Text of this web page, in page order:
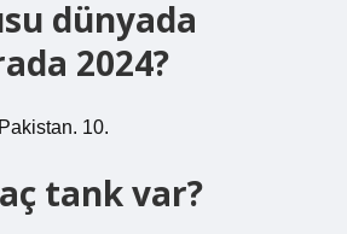
dünyada
2024?
Pakistan. 10.
tank var?